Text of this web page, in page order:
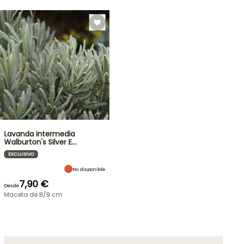
Lavanda intermedia
Walburton's Silver E…
EXCLUSIVO
No disponible
Desde7,90 €
Maceta de 8/9 cm